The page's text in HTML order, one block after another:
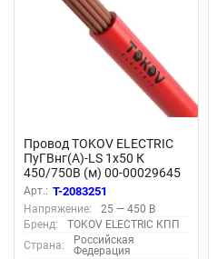
Провод TOKOV ELECTRIC
ПуГВнг(А)-LS 1х50 К
450/750В (м) 00-00029645
Арт.: T-2083251
Напряжение:
25 — 450 В
Бренд:
TOKOV ELECTRIC КПП
Страна:
Российская
Федерация